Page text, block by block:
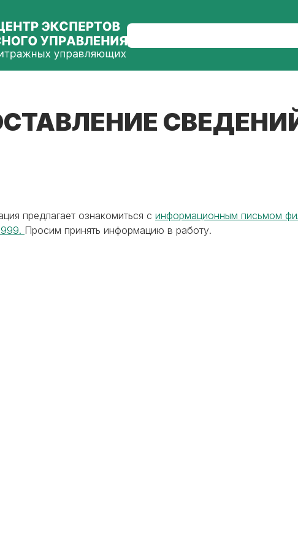
предлагает ознакомиться с информационным письмом
Просим принять информацию в работу.